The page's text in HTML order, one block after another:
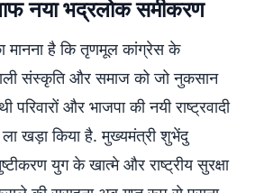
नया भद्रलोक समीकरण
मानना है कि तृणमूल कांग्रेस के
संस्कृति और समाज को जो नुकसान
परिवारों और भाजपा की नयी राष्ट्रवादी
खड़ा किया है. मुख्यमंत्री शुभेंदु
युग के खात्मे और राष्ट्रीय सुरक्षा